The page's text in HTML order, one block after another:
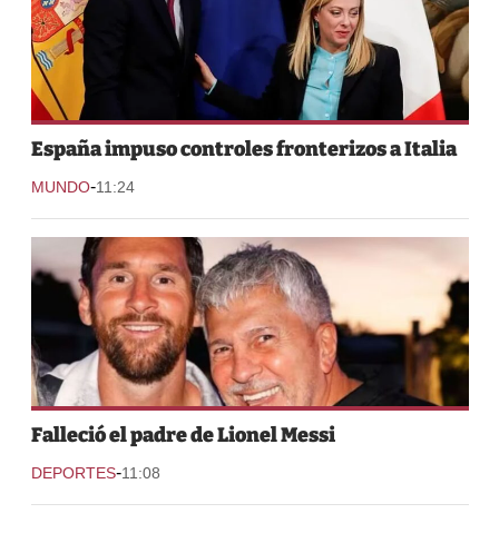
España impuso controles fronterizos a Italia
MUNDO-11:24
Falleció el padre de Lionel Messi
DEPORTES-11:08